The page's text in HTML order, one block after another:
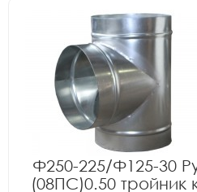
Ф250-225/Ф125-30
(08ПС)0.50 тройник